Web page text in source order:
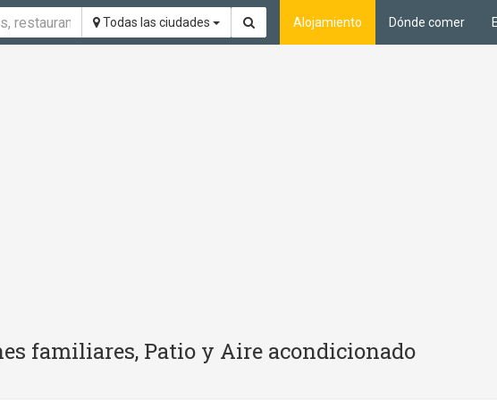
Todas las ciudades Alojamiento Dónde comer
familiares, Patio y Aire acondicionado